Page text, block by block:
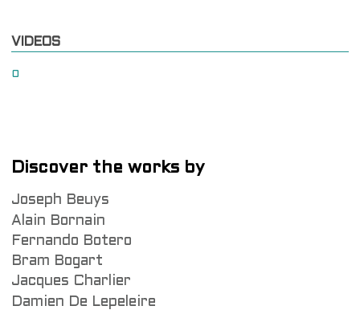
VIDEOS
0
Discover the works by
Joseph Beuys
Alain Bornain
Fernando Botero
Bram Bogart
Jacques Charlier
Damien De Lepeleire